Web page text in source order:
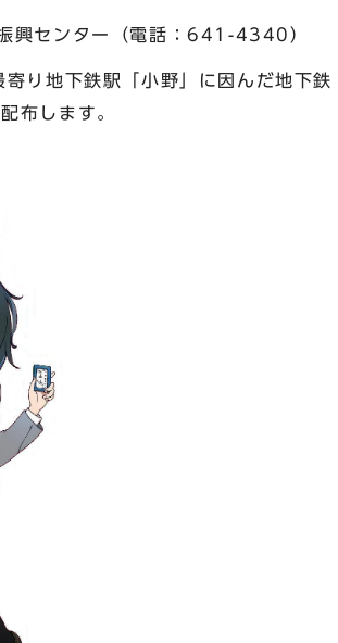
センター（電話：641-4340）
り地下鉄駅「小野」に因んだ地下
布します。